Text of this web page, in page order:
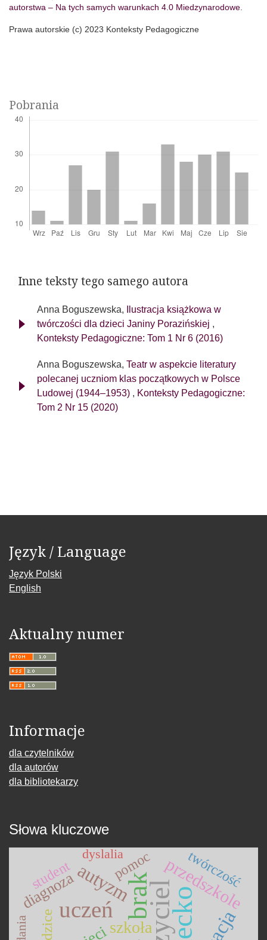
autorstwa – Na tych samych warunkach 4.0 Miedzynarodowe
Prawa autorskie (c) 2023 Konteksty Pedagogiczne
Pobrania
Inne teksty tego samego autora
Anna Boguszewska,
Ilustracja książkowa w
twórczości dla dzieci Janiny Porazińskiej ,
Konteksty Pedagogiczne: Tom 1 Nr 6 (2016)
Anna Boguszewska, Teatr w aspekcie literatury
polecanej uczniom klas początkowych w Polsce
Ludowej (1944–1953) , Konteksty Pedagogiczne:
Tom 2 Nr 15 (2020)
Język / Language
Język Polski
English
Aktualny numer
Informacje
dla czytelników
dla autorów
dla bibliotekarzy
Słowa kluczowe
brak
uczeń
autyzm przedszkole
szkoła
diagnoza
pomoc
student twórczość
dyslalia